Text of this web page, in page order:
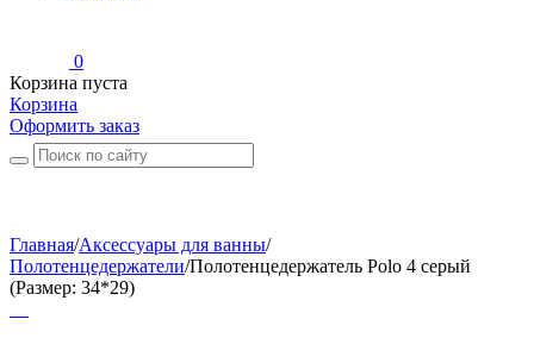
0
Корзина пуста
Корзина
Оформить заказ
Главная/Аксессуары для ванны/
Полотенцедержатели/Полотенцедержатель Polo 4 серый
(Размер: 34*29)